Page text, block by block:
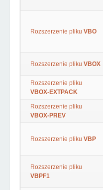
Rozszerzenie pliku VBO
Rozszerzenie pliku VBOX
Rozszerzenie pliku
VBOX-EXTPACK
Rozszerzenie pliku
VBOX-PREV
Rozszerzenie pliku VBP
Rozszerzenie pliku
VBPF1